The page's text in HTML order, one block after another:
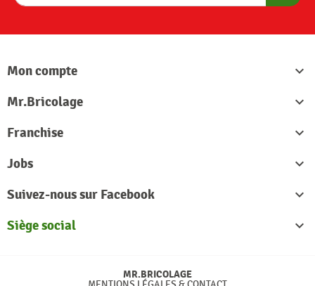
Mon compte

Mr.Bricolage

Franchise

Jobs

Suivez-nous sur Facebook

Siège social

MR.BRICOLAGE